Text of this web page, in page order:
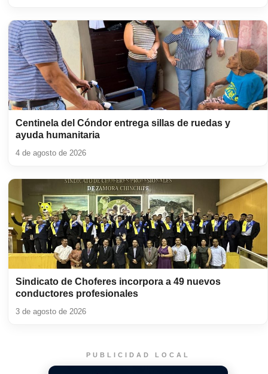
Centinela del Cóndor entrega sillas de ruedas y
ayuda humanitaria
4 de agosto de 2026
Sindicato de Choferes incorpora a 49 nuevos
conductores profesionales
3 de agosto de 2026
PUBLICIDAD LOCAL